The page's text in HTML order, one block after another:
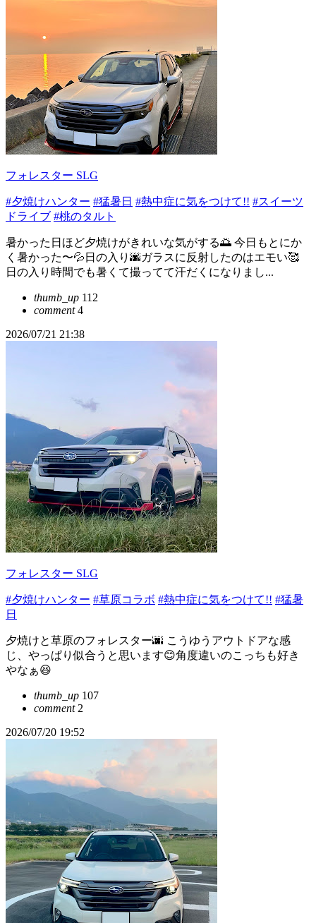
フォレスター SLG
#夕焼けハンター #猛暑日 #熱中症に気をつけて!! #スイーツ
ドライブ #桃のタルト
暑かった日ほど夕焼けがきれいな気がする🌅 今日もとにか
く暑かった〜💦日の入り🌆ガラスに反射したのはエモい🥰
日の入り時間でも暑くて撮ってて汗だくになりまし...
thumb_up 112
comment4
2026/07/21 21:38
フォレスター SLG
#夕焼けハンター #草原コラボ #熱中症に気をつけて!! #猛暑
日
夕焼けと草原のフォレスター🌆 こうゆうアウトドアな感
じ、やっぱり似合うと思います😊角度違いのこっちも好き
やなぁ😆
thumb_up 107
comment2
2026/07/20 19:52